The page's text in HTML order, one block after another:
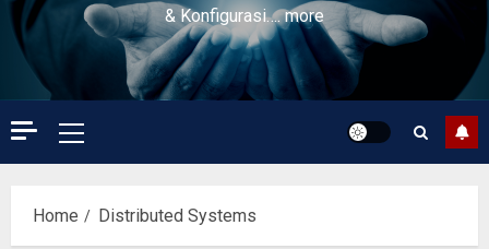
& Konfigurasi…. more
Primary
Menu
Home Distributed Systems